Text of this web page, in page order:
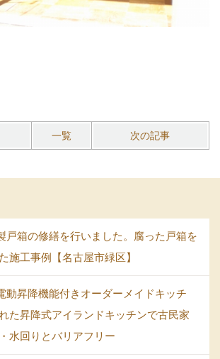
一覧 次の記事
戸箱の修繕を行いました。腐った戸箱を
施工事例【名古屋市緑区】
昇降機能付きオーダーメイドキッチ
た昇降式アイランドキッチンで古民家
水回りとバリアフリー